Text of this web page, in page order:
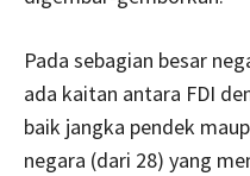
Pada sebagian besar
ada kaitan antara FDI
baik jangka pendek
negara (dari 28) yang